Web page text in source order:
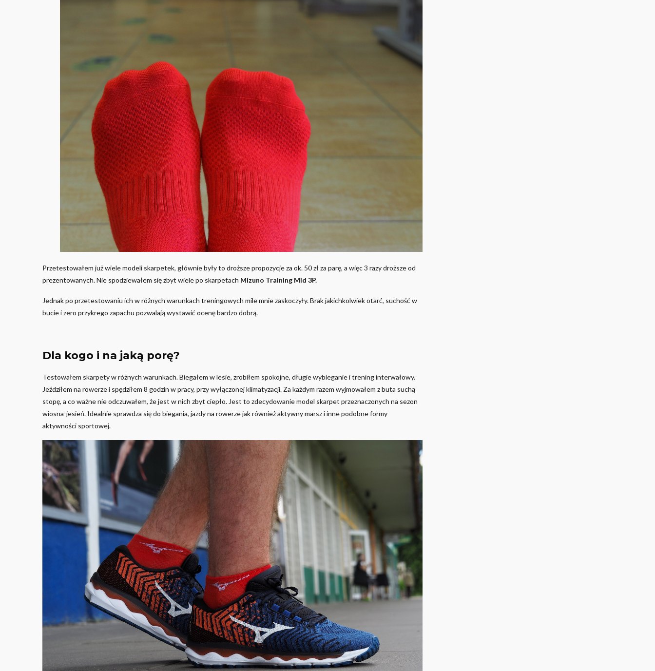
Przetestowałem już wiele modeli skarpetek, głównie były to droższe propozycje za ok. 50 zł za parę, a więc 3 razy droższe od
prezentowanych. Nie spodziewałem się zbyt wiele po skarpetach Mizuno Training Mid 3P.
Jednak po przetestowaniu ich w różnych warunkach treningowych mile mnie zaskoczyły. Brak jakichkolwiek otarć, suchość w
bucie i zero przykrego zapachu pozwalają wystawić ocenę bardzo dobrą.
Dla kogo i na jaką porę?
Testowałem skarpety w różnych warunkach. Biegałem w lesie, zrobiłem spokojne, długie wybieganie i trening interwałowy.
Jeździłem na rowerze i spędziłem 8 godzin w pracy, przy wyłączonej klimatyzacji. Za każdym razem wyjmowałem z buta suchą
stopę, a co ważne nie odczuwałem, że jest w nich zbyt ciepło. Jest to zdecydowanie model skarpet przeznaczonych na sezon
wiosna-jesień. Idealnie sprawdza się do biegania, jazdy na rowerze jak również aktywny marsz i inne podobne formy
aktywności sportowej.